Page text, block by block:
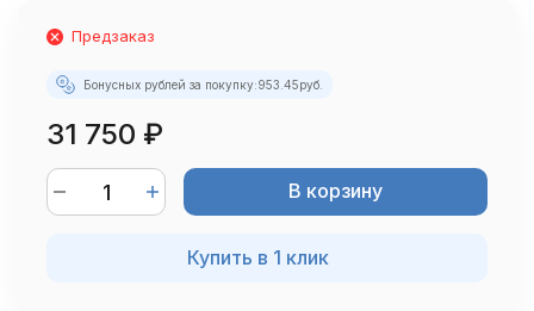
Предзаказ
Бонусных рублей за покупку:953.45руб.
31 750 ₽
В корзину
Купить в 1 клик